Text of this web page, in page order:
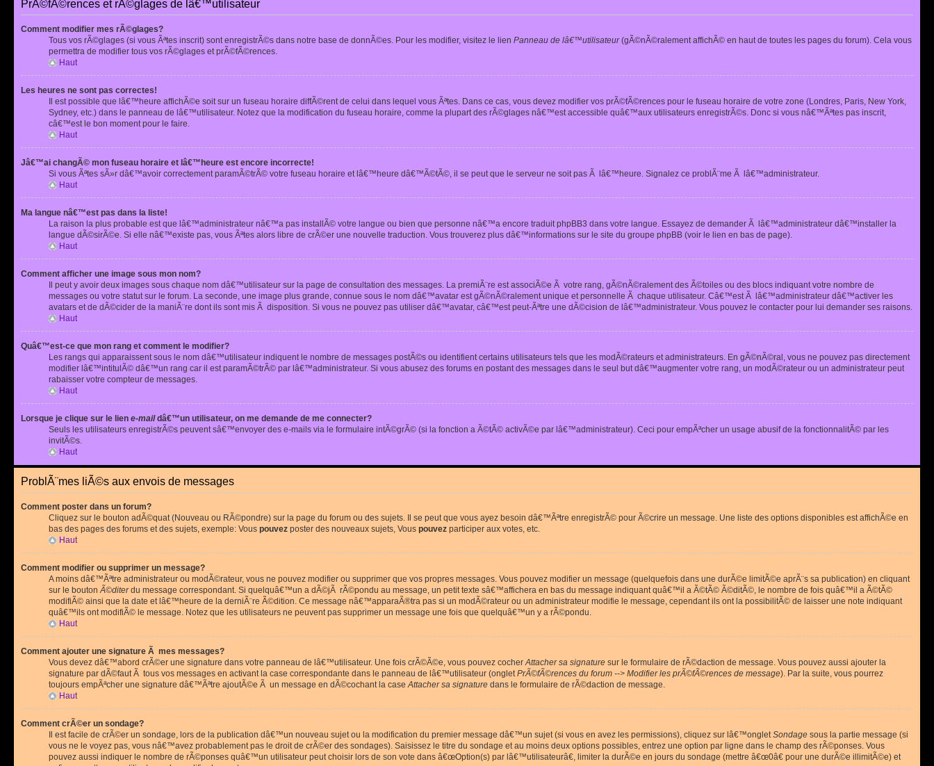
PrÃ©fÃ©rences et rÃ©glages de lâ€™utilisateur
Comment modifier mes rÃ©glages?
Tous vos rÃ©glages (si vous Ãªtes inscrit) sont enregistrÃ©s dans notre base de donnÃ©es. Pour les modifier, visitez le lien Panneau de lâ€™utilisateur(gÃ©nÃ©ralement affichÃ© en haut de toutes les pages du forum). Cela vous
permettra de modifier tous vos rÃ©glages et prÃ©fÃ©rences.
Haut
Les heures ne sont pas correctes!
Il est possible que lâ€™heure affichÃ©e soit sur un fuseau horaire diffÃ©rent de celui dans lequel vous Ãªtes. Dans ce cas, vous devez modifier vos prÃ©fÃ©rences pour le fuseau horaire de votre zone (Londres, Paris, New York,
Sydney, etc.) dans le panneau de lâ€™utilisateur. Notez que la modification du fuseau horaire, comme la plupart des rÃ©glages nâ€™est accessible quâ€™aux utilisateurs enregistrÃ©s. Donc si vous nâ€™Ãªtes pas inscrit,
câ€™est le bon moment pour le faire.
Haut
Jâ€™ai changÃ© mon fuseau horaire et lâ€™heure est encore incorrecte!
Si vous Ãªtes sÃ»r dâ€™avoir correctement paramÃ©trÃ© votre fuseau horaire et lâ€™heure dâ€™Ã©tÃ©, il se peut que le serveur ne soit pas Ã lâ€™heure. Signalez ce problÃ¨me Ã lâ€™administrateur.
Haut
Ma langue nâ€™est pas dans la liste!
La raison la plus probable est que lâ€™administrateur nâ€™a pas installÃ© votre langue ou bien que personne nâ€™a encore traduit phpBB3 dans votre langue. Essayez de demander Ã lâ€™administrateur dâ€™installer la
langue dÃ©sirÃ©e. Si elle nâ€™existe pas, vous Ãªtes alors libre de crÃ©er une nouvelle traduction. Vous trouverez plus dâ€™informations sur le site du groupe phpBB (voir le lien en bas de page).
Haut
Comment afficher une image sous mon nom?
Il peut y avoir deux images sous chaque nom dâ€™utilisateur sur la page de consultation des messages. La premiÃ¨re est associÃ©e Ã votre rang, gÃ©nÃ©ralement des Ã©toiles ou des blocs indiquant votre nombre de
messages ou votre statut sur le forum. La seconde, une image plus grande, connue sous le nom dâ€™avatar est gÃ©nÃ©ralement unique et personnelle Ã chaque utilisateur. Câ€™est Ã lâ€™administrateur dâ€™activer les
avatars et de dÃ©cider de la maniÃ¨re dont ils sont mis Ã disposition. Si vous ne pouvez pas utiliser dâ€™avatar, câ€™est peut-Ãªtre une dÃ©cision de lâ€™administrateur. Vous pouvez le contacter pour lui demander ses raisons.
Haut
Quâ€™est-ce que mon rang et comment le modifier?
Les rangs qui apparaissent sous le nom dâ€™utilisateur indiquent le nombre de messages postÃ©s ou identifient certains utilisateurs tels que les modÃ©rateurs et administrateurs. En gÃ©nÃ©ral, vous ne pouvez pas directement
modifier lâ€™intitulÃ© dâ€™un rang car il est paramÃ©trÃ© par lâ€™administrateur. Si vous abusez des forums en postant des messages dans le seul but dâ€™augmenter votre rang, un modÃ©rateur ou un administrateur peut
rabaisser votre compteur de messages.
Haut
Lorsque je clique sur le lien e-maildâ€™un utilisateur, on me demande de me connecter?
Seuls les utilisateurs enregistrÃ©s peuvent sâ€™envoyer des e-mails via le formulaire intÃ©grÃ© (si la fonction a Ã©tÃ© activÃ©e par lâ€™administrateur). Ceci pour empÃªcher un usage abusif de la fonctionnalitÃ© par les
invitÃ©s.
Haut
ProblÃ¨mes liÃ©s aux envois de messages
Comment poster dans un forum?
Cliquez sur le bouton adÃ©quat (Nouveau ou RÃ©pondre) sur la page du forum ou des sujets. Il se peut que vous ayez besoin dâ€™Ãªtre enregistrÃ© pour Ã©crire un message. Une liste des options disponibles est affichÃ©e en
bas des pages des forums et des sujets, exemple: Vous pouvez poster des nouveaux sujets, Vous pouvez participer aux votes, etc.
Haut
Comment modifier ou supprimer un message?
A moins dâ€™Ãªtre administrateur ou modÃ©rateur, vous ne pouvez modifier ou supprimer que vos propres messages. Vous pouvez modifier un message (quelquefois dans une durÃ©e limitÃ©e aprÃ¨s sa publication) en cliquant
sur le boutonÃ©diterdu message correspondant. Si quelquâ€™un a dÃ©jÃ rÃ©pondu au message, un petit texte sâ€™affichera en bas du message indiquant quâ€™il a Ã©tÃ© Ã©ditÃ©, le nombre de fois quâ€™il a Ã©tÃ©
modifiÃ© ainsi que la date et lâ€™heure de la derniÃ¨re Ã©dition. Ce message nâ€™apparaÃ®tra pas si un modÃ©rateur ou un administrateur modifie le message, cependant ils ont la possibilitÃ© de laisser une note indiquant
quâ€™ils ont modifiÃ© le message. Notez que les utilisateurs ne peuvent pas supprimer un message une fois que quelquâ€™un y a rÃ©pondu.
Haut
Comment ajouter une signature Ã mes messages?
Vous devez dâ€™abord crÃ©er une signature dans votre panneau de lâ€™utilisateur. Une fois crÃ©Ã©e, vous pouvez cocherAttacher sa signature sur le formulaire de rÃ©daction de message. Vous pouvez aussi ajouter la
signature par dÃ©faut Ã tous vos messages en activant la case correspondante dans le panneau de lâ€™utilisateur (ongletPrÃ©fÃ©rences du forum --> Modifier les prÃ©fÃ©rences de message). Par la suite, vous pourrez
toujours empÃªcher une signature dâ€™Ãªtre ajoutÃ©e Ã un message en dÃ©cochant la caseAttacher sa signature dans le formulaire de rÃ©daction de message.
Haut
Comment crÃ©er un sondage?
Il est facile de crÃ©er un sondage, lors de la publication dâ€™un nouveau sujet ou la modification du premier message dâ€™un sujet (si vous en avez les permissions), cliquez sur lâ€™ongletSondage sous la partie message (si
vous ne le voyez pas, vous nâ€™avez probablement pas le droit de crÃ©er des sondages). Saisissez le titre du sondage et au moins deux options possibles, entrez une option par ligne dans le champ des rÃ©ponses. Vous
pouvez aussi indiquer le nombre de rÃ©ponses quâ€™un utilisateur peut choisir lors de son vote dans â€œOption(s) par lâ€™utilisateurâ€, limiter la durÃ©e en jours du sondage (mettre â€œ0â€ pour une durÃ©e illimitÃ©e) et